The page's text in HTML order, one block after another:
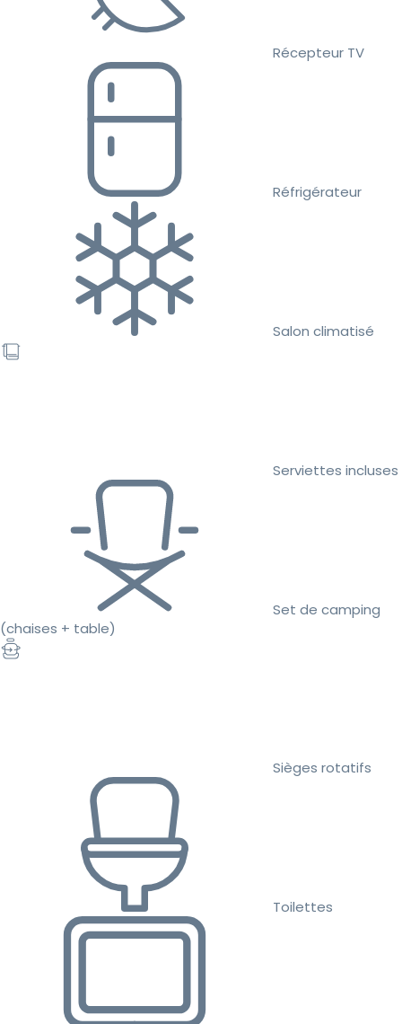
Récepteur TV
Réfrigérateur
Salon climatisé
Serviettes incluses
Set de camping
(chaises + table)
Sièges rotatifs
Toilettes